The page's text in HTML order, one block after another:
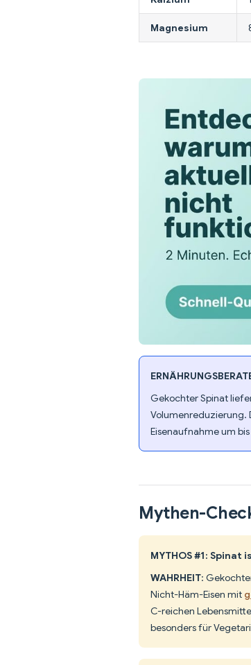
Magnesium
Gekochter Spinat
Volumenreduzierung.
Eisenaufnahme um
Mythen-
MYTHOS #1:
WAHRHEIT:
Nicht-Häm-Eisen mit
C-reichen
besonders für